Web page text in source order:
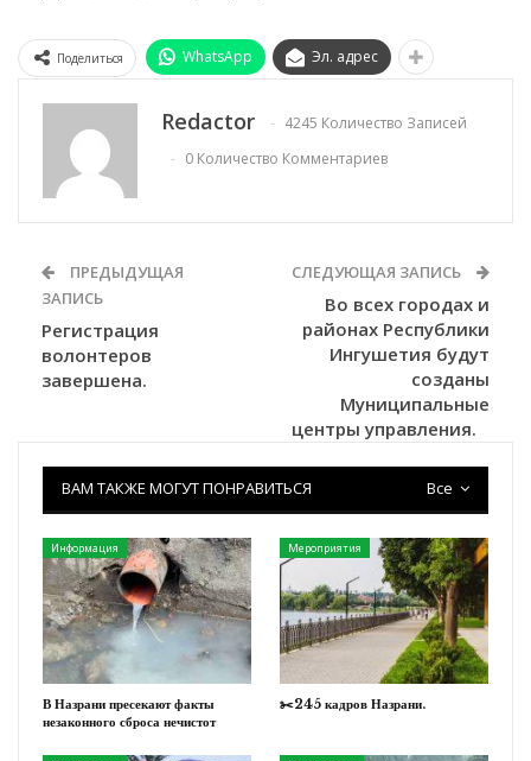
Поделиться WhatsApp Эл. адрес
Redactor
4245 Количество Записей
0 Количество Комментариев
ПРЕДЫДУЩАЯ
ЗАПИСЬ
Регистрация
волонтеров
завершена.
СЛЕДУЮЩАЯ ЗАПИСЬ
Во всех городах и
районах Республики
Ингушетия будут
созданы
Муниципальные
центры управления.⁣⁣⠀
Все
ВАМ ТАКЖЕ МОГУТ ПОНРАВИТЬСЯ
Информация
В Назрани пресекают факты
незаконного сброса нечистот
Мероприятия
✂️245 кадров Назрани.